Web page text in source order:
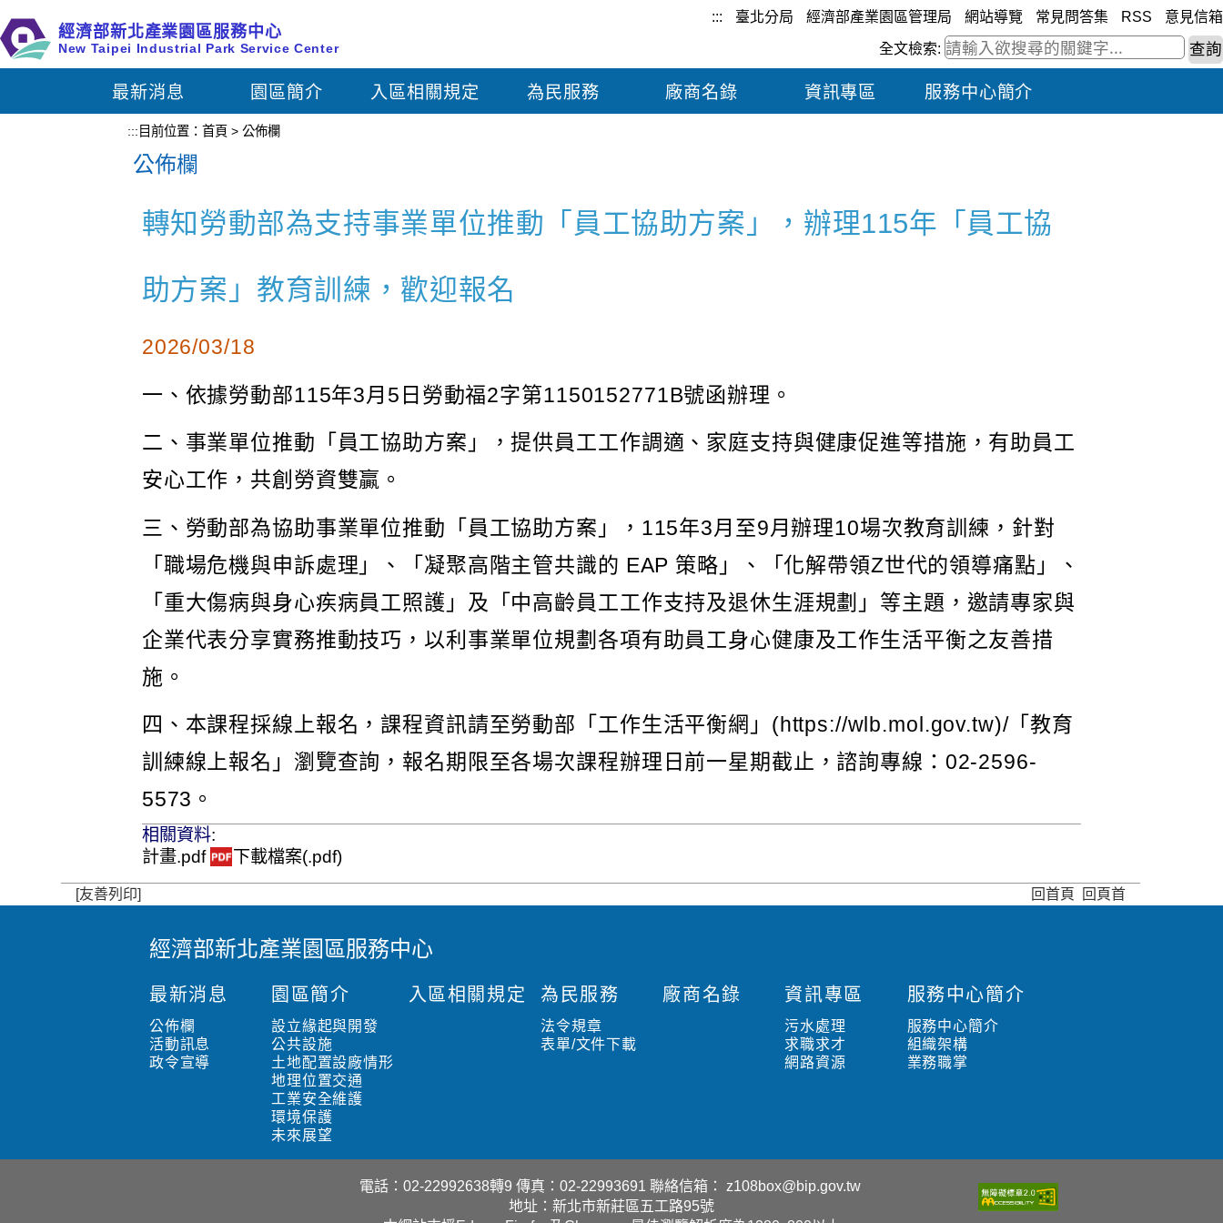
到
主
經濟部新北產業園區服務中心
New Taipei Industrial Park Service Center
::: 臺北分局 經濟部產業園區管理局 網站導覽 常見問答集 RSS 意見信箱
全文檢索:
最新消息 園區簡介 入區相關規定 為民服務 廠商名錄 資訊專區 服務中心簡介
::: 目前位置： 首頁 > 公佈欄
公佈欄
轉知勞動部為支持事業單位推動「員工協助方案」，辦理115年「員工協
助方案」教育訓練，歡迎報名
2026/03/18
一、依據勞動部115年3月5日勞動福2字第1150152771B號函辦理。
二、事業單位推動「員工協助方案」，提供員工工作調適、家庭支持與健康促進等措施，有助員工
安心工作，共創勞資雙贏。
三、勞動部為協助事業單位推動「員工協助方案」，115年3月至9月辦理10場次教育訓練，針對
「職場危機與申訴處理」、「凝聚高階主管共識的 EAP 策略」、「化解帶領Z世代的領導痛點」、
「重大傷病與身心疾病員工照護」及「中高齡員工工作支持及退休生涯規劃」等主題，邀請專家與
企業代表分享實務推動技巧，以利事業單位規劃各項有助員工身心健康及工作生活平衡之友善措
施。
四、本課程採線上報名，課程資訊請至勞動部「工作生活平衡網」(https://wlb.mol.gov.tw)/「教育
訓練線上報名」瀏覽查詢，報名期限至各場次課程辦理日前一星期截止，諮詢專線：02-2596-
5573。
相關資料:
計畫.pdf
下載檔案(.pdf)
[友善列印] 回首頁 回頁首
:
:
經濟部新北產業園區服務中心
最新消息
公佈欄
活動訊息
政令宣導
園區簡介
設立緣起與開發
公共設施
土地配置設廠情形
地理位置交通
工業安全維護
環境保護
未來展望
入區相關規定 為民服務
法令規章
表單/文件下載
廠商名錄 資訊專區
污水處理
求職求才
網路資源
服務中心簡介
服務中心簡介
組織架構
業務職掌
電話：02-22992638轉9 傳真：02-22993691 聯絡信箱：
z108box@bip.gov.tw
地址：新北市新莊區五工路95號